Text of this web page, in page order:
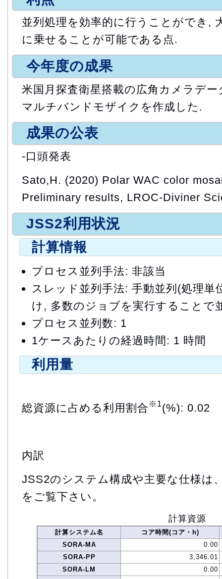
並列処理を効率的に行うことができ,
に乗せることが可能である点.
今年度の成果
米国月探査衛星搭載の広角カメラデ
マルチバンドモザイクを作成した.
成果の公表
-口頭発表
Sato,H. (2020) Polar WAC color
Preliminary results, LROC-Diviner
JSS2利用状況
計算情報
プロセス並列手法: 非該当
スレッド並列手法: 手動並列(処理
け, 多数のジョブを実行することで
プロセス並列数: 1
1ケースあたりの経過時間: 1 時間
利用量
総資源に占める利用割合 ※1(%): 0.02
内訳
JSS2のシステム構成や主要な仕様は
をご覧下さい。
計算資源
計算システム名
コア時間(コア・h)
SORA-MA
0.00
SORA-PP
3,346.01
SORA-LM
0.00